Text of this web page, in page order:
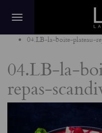
04.LB-la-boite-plateau-
04.LB-la-
repas-